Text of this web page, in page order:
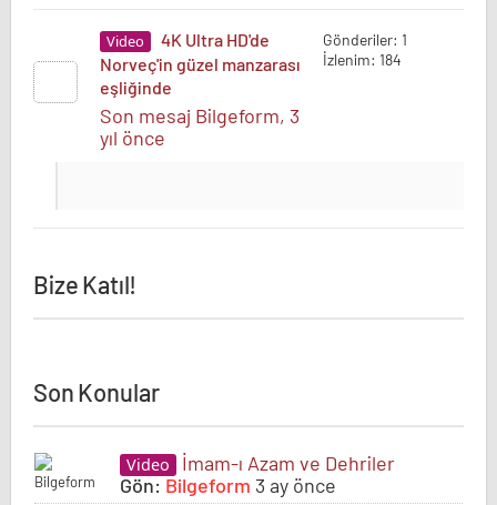
Video
4K Ultra HD'de
Norveç'in güzel manzarası
eşliğinde
Son mesaj Bilgeform, 3
yıl önce
Gönderiler: 1
İzlenim: 184
Bize Katıl!
Son Konular
Video
İmam-ı Azam ve Dehriler
Gön: Bilgeform 3 ay önce